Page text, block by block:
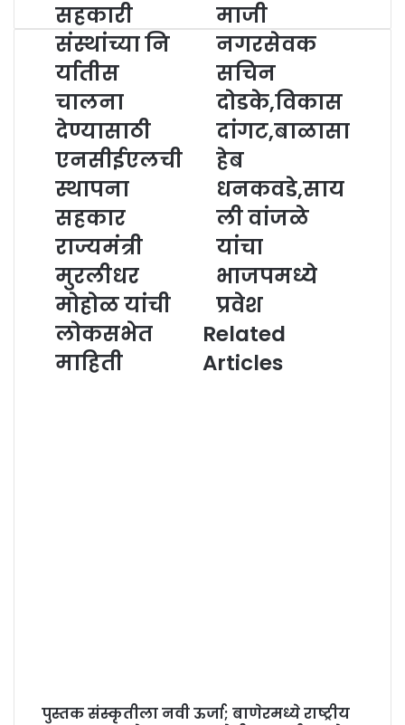
सहकारी
संस्थांच्या नि
र्यातीस
चालना
देण्यासाठी
एनसीईएलची
स्थापना
सहकार
राज्यमंत्री
मुरलीधर
मोहोळ यांची
लोकसभेत
माहिती
माजी
नगरसेवक
सचिन
दोडके,विकास
दांगट,बाळासा
हेब
धनकवडे,साय
ली वांजळे
यांचा
भाजपमध्ये
प्रवेश
Related
Articles
पुस्तक संस्कृतीला नवी ऊर्जा; बाणेरमध्ये राष्ट्रीय